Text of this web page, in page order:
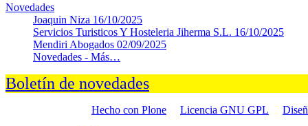
Novedades
Joaquin Niza 16/10/2025
Servicios Turisticos Y Hosteleria Jiherma S.L. 16/10/2025
Mendiri Abogados 02/09/2025
Novedades - Más…
Boletín de novedades
Hecho con Plone Licencia GNU GPL